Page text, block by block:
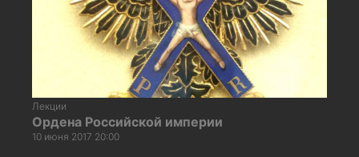
Лекции
Ордена Российской империи
10 июня 2017 20:00